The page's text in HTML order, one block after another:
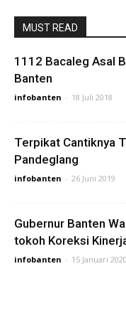
MUST READ
1112 Bacaleg Asal
Banten
infobanten - 18 Juli 2018
Terpikat Cantiknya
Pandeglang
infobanten - 26 Juni 2019
Gubernur Banten
tokoh Koreksi
infobanten - 15 Januari 2020